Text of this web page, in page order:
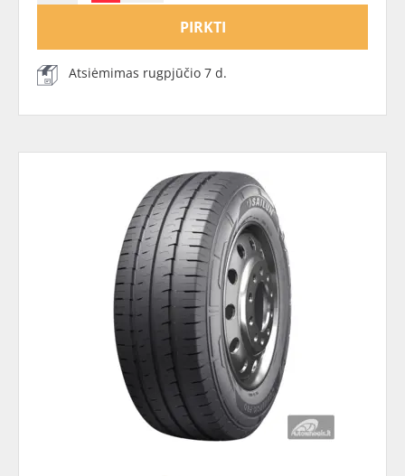
PIRKTI
Atsiėmimas rugpjūčio 7 d.